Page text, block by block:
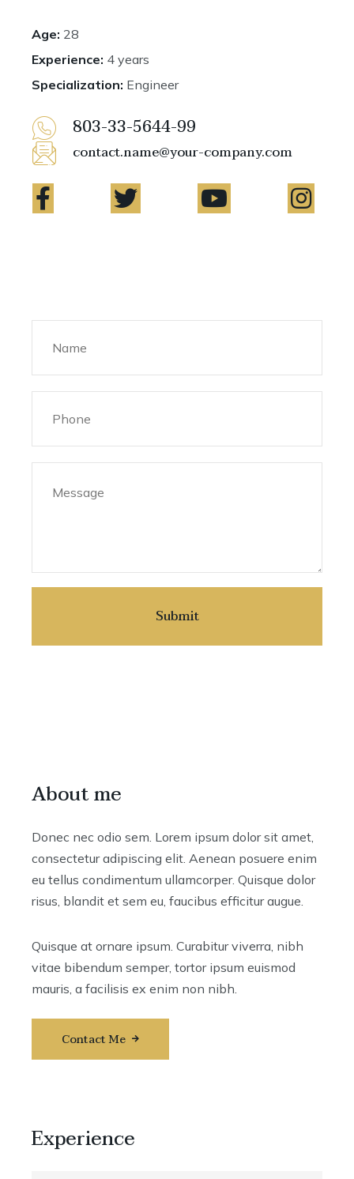
Age: 28
Experience: 4 years
Specialization: Engineer
803-33-5644-99
contact.name@your-company.com
About me
Donec nec odio sem. Lorem ipsum dolor sit amet,
consectetur adipiscing elit. Aenean posuere enim
eu tellus condimentum ullamcorper. Quisque dolor
risus, blandit et sem eu, faucibus efficitur augue.
Quisque at ornare ipsum. Curabitur viverra, nibh
vitae bibendum semper, tortor ipsum euismod
mauris, a facilisis ex enim non nibh.
Contact Me
Experience